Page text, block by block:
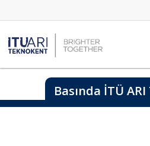
Basında İTÜ